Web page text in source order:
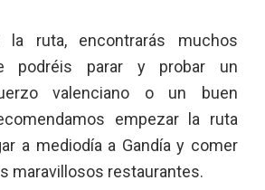
ruta, encontrarás muchos
podréis parar y probar un
valenciano o un buen
empezar la ruta
a mediodía a Gandía y comer
maravillosos restaurantes.